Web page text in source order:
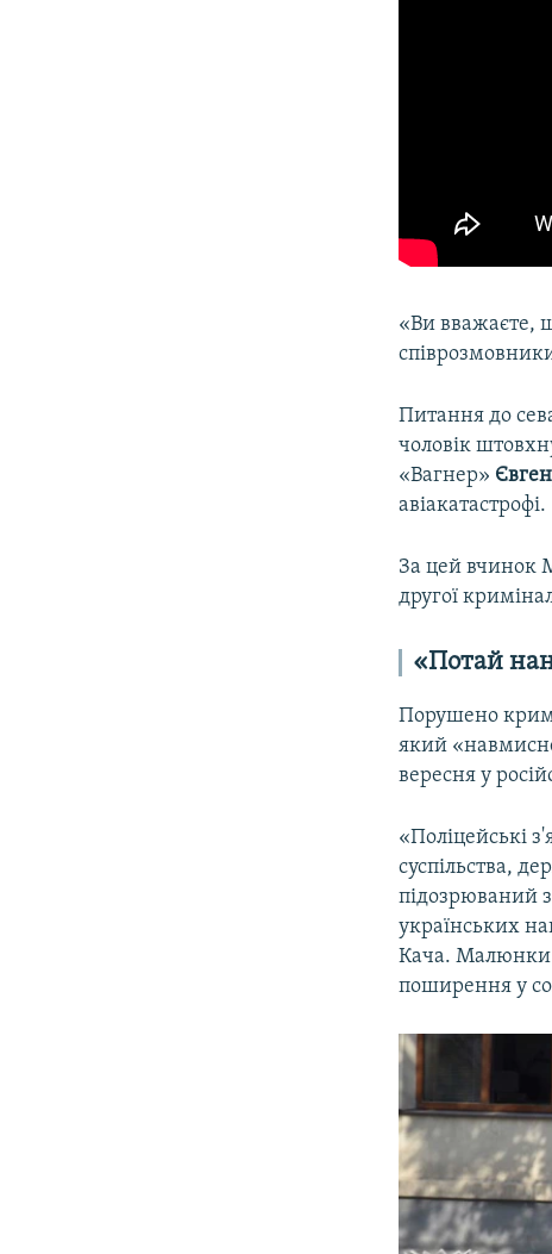
«Ви вважаєте,
Питання до
чоловік
«Вагнер»
авіакатастрофі.
За цей вчинок
другої
«Потай
Порушено
який
вересня у
«Поліцейські
суспільства,
підозрюваний
українських
Кача. Малюнки
поширення у